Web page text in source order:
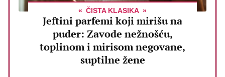
ČISTA KLASIKA
Jeftini parfemi koji mirišu na
puder: Zavode nežnošću,
toplinom i mirisom negovane,
suptilne žene